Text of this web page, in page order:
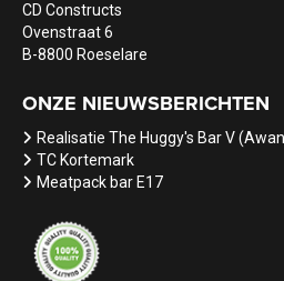
CD Constructs
Ovenstraat 6
B-8800 Roeselare
ONZE NIEUWSBERICHTEN
Realisatie The Huggy's Bar V
TC Kortemark
Meatpack bar E17